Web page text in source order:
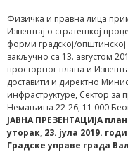
Физичка и правна лица
Извештај о стратешкој
форми градској/општинској
закључно са 13. августом
просторног плана и
доставити и директно
инфраструктуре, Сектор
Немањина 22-26, 11 000
ЈАВНА ПРЕЗЕНТАЦИЈА
уторак, 23. јула 2019.
Градске управе града